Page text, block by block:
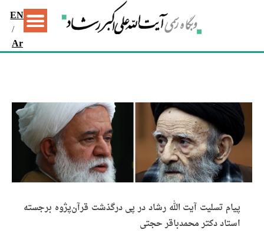
EN
/
Ar
پیام تسلیت آیت الله رشاد در پی درگذشت قرآن‌پژوه برجسته
استاد دکتر محمدباقر حجتی